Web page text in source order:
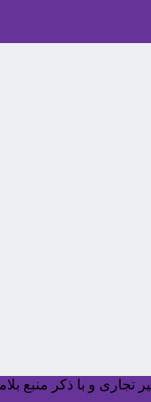
تجاری و با ذکر منبع